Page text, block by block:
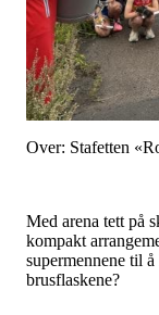
Over: Stafetten
Med arena tett på
kompakt
supermennene til
brusflaskene?